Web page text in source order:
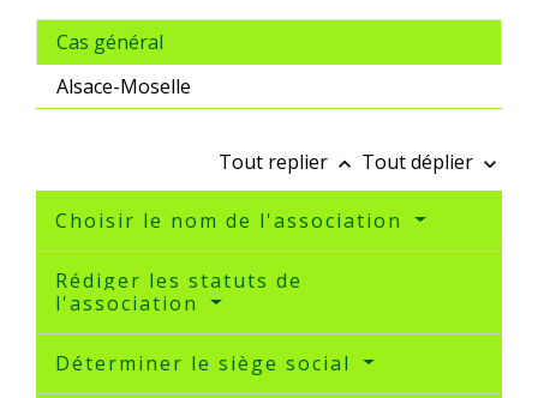
Cas général
Alsace-Moselle
Tout replier keyboard_arrow_up Tout déplier keyboard_arrow_down
Choisir le nom de l'association
Rédiger les statuts de
l'association
Déterminer le siège social